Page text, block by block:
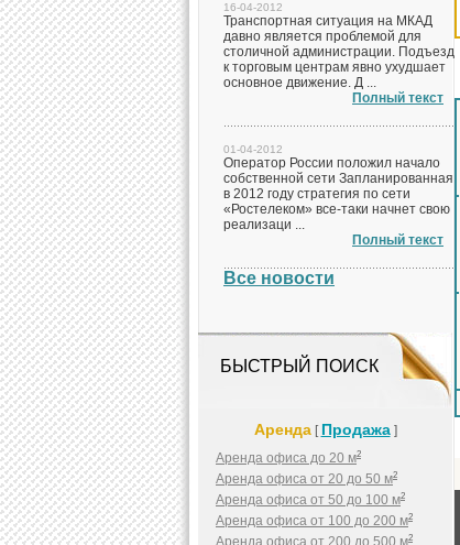
16-04-2012
Транспортная ситуация на МКАД
давно является проблемой для
столичной администрации. Подъезд
к торговым центрам явно ухудшает
основное движение. Д ...
Полный текст
01-04-2012
Оператор России положил начало
собственной сети Запланированная
в 2012 году стратегия по сети
«Ростелеком» все-таки начнет свою
реализаци ...
Полный текст
Все новости
БЫСТРЫЙ ПОИСК
Аренда[ Продажа]
Аренда офиса до 20 м2
Аренда офиса от 20 до 50 м2
Аренда офиса от 50 до 100 м2
Аренда офиса от 100 до 200 м2
Аренда офиса от 200 до 500 м2